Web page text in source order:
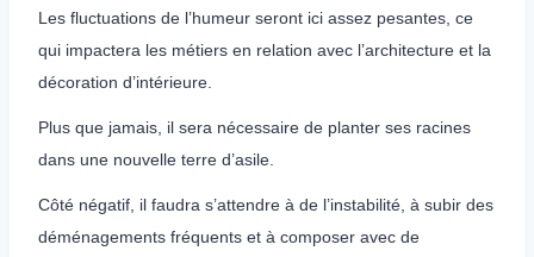
Les fluctuations de l’humeur seront ici assez pesantes, ce
qui impactera les métiers en relation avec l’architecture et la
décoration d’intérieure.
Plus que jamais, il sera nécessaire de planter ses racines
dans une nouvelle terre d’asile.
Côté négatif, il faudra s’attendre à de l’instabilité, à subir des
déménagements fréquents et à composer avec de